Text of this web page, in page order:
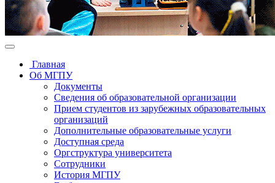
Главная
Об МГПУ
Документы
Сведения об образовательной организации
Прием студентов из зарубежных образовательных
организаций
Дополнительные образовательные услуги
Доступная среда
Оргструктура университета
Сотрудники
История МГПУ